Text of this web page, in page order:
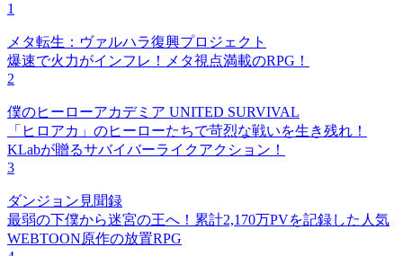
1
メタ転生：ヴァルハラ復興プロジェクト
爆速で火力がインフレ！メタ視点満載のRPG！
2
僕のヒーローアカデミア UNITED SURVIVAL
「ヒロアカ」のヒーローたちで苛烈な戦いを生き残れ！
KLabが贈るサバイバーライクアクション！
3
ダンジョン見聞録
最弱の下僕から迷宮の王へ！累計2,170万PVを記録した人気
WEBTOON原作の放置RPG